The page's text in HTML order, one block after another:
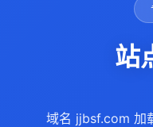
站
域名 jjbsf.com 加